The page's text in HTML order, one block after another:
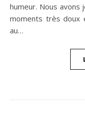
humeur. Nous avons
moments très doux
au…